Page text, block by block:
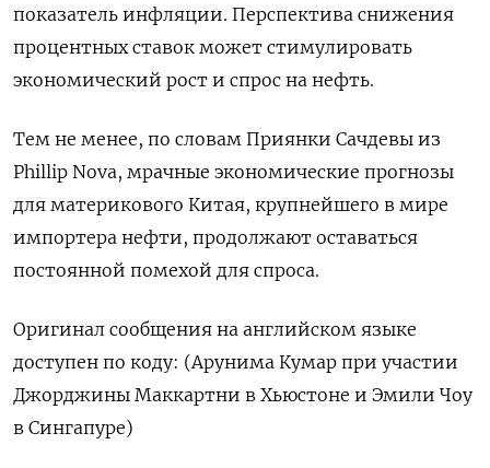
показатель инфляции. Перспектива снижения
процентных ставок может стимулировать
экономический рост и спрос на нефть.
Тем не менее, по словам Приянки Сачдевы из
Phillip Nova, мрачные экономические прогнозы
для материкового Китая, крупнейшего в мире
импортера нефти, продолжают оставаться
постоянной помехой для спроса.
Оригинал сообщения на английском языке
доступен по коду: (Арунима Кумар при участии
Джорджины Маккартни в Хьюстоне и Эмили Чоу
в Сингапуре)